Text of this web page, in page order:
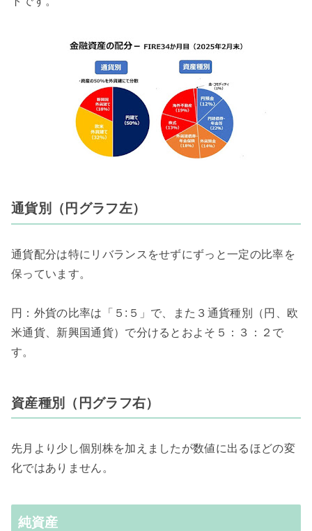
通貨別（円グラフ左）
通貨配分は特にリバランスをせずにずっと一定の比率を
保っています。
円：外貨の比率は「５:５」で、また３通貨種別（円、欧
米通貨、新興国通貨）で分けるとおよそ５：３：２で
す。
資産種別（円グラフ右）
先月より少し個別株を加えましたが数値に出るほどの変
化ではありません。
純資産